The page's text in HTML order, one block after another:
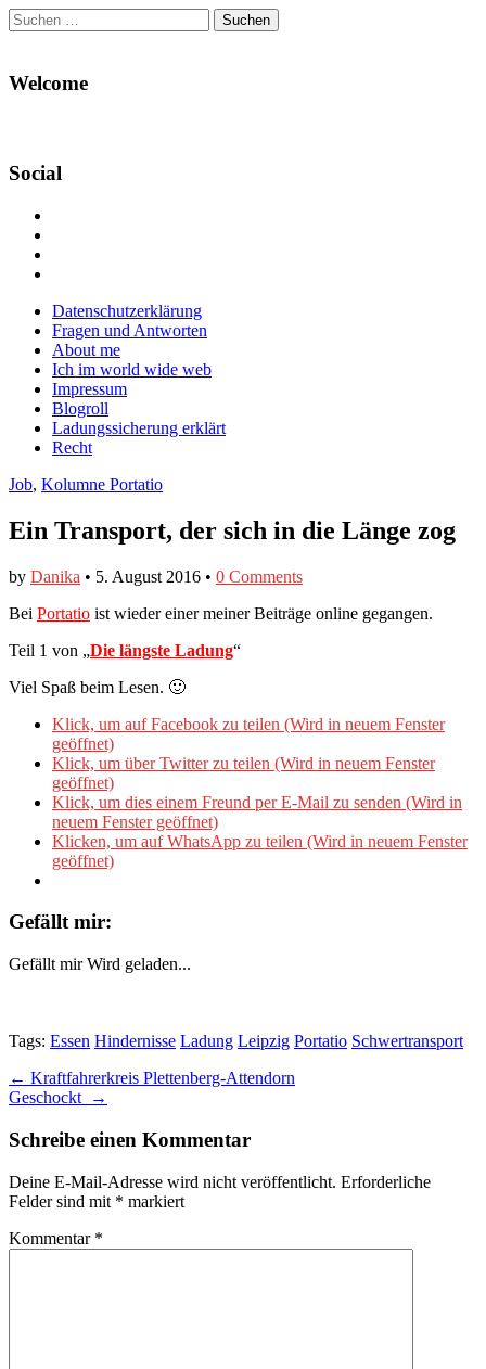
Suchen
nach:
Welcome
Social
Facebook
anzeigen
Twitter
anzeigen
auf
Instagram
anzeigen
Main
menu
Skip
content
Datenschutzerklärung
Fragen und Antworten
About me
Ich im world wide web
Impressum
Blogroll
Ladungssicherung erklärt
Recht
Job, Kolumne Portatio
Ein Transport, der sich in die Länge zog
by Danika • 5. August 2016 • 0 Comments
Bei Portatio ist wieder einer meiner Beiträge online gegangen.
Teil 1 von „Die längste Ladung“
Viel Spaß beim Lesen. 🙂
Klick, um auf Facebook zu teilen (Wird in neuem Fenster
geöffnet)
Klick, um über Twitter zu teilen (Wird in neuem Fenster
geöffnet)
Klick, um dies einem Freund per E-Mail zu senden (Wird in
neuem Fenster geöffnet)
Klicken, um auf WhatsApp zu teilen (Wird in neuem Fenster
geöffnet)
Gefällt mir:
Gefällt mir Wird geladen...
Tags: Essen Hindernisse Ladung Leipzig Portatio Schwertransport
Post
navigation
← Kraftfahrerkreis Plettenberg-Attendorn
Geschockt →
Schreibe einen Kommentar
Deine E-Mail-Adresse wird nicht veröffentlicht. Erforderliche
Felder sind mit * markiert
Kommentar *